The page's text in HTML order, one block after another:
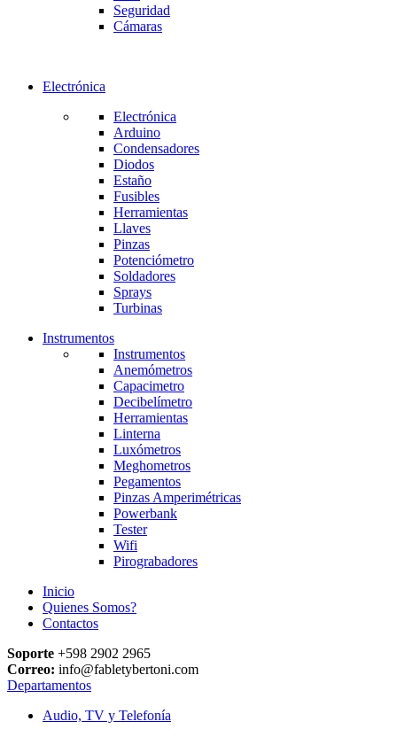
Seguridad
Cámaras
Electrónica
Electrónica
Arduino
Condensadores
Diodos
Estaño
Fusibles
Herramientas
Llaves
Pinzas
Potenciómetro
Soldadores
Sprays
Turbinas
Instrumentos
Instrumentos
Anemómetros
Capacimetro
Decibelímetro
Herramientas
Linterna
Luxómetros
Meghometros
Pegamentos
Pinzas Amperimétricas
Powerbank
Tester
Wifi
Pirograbadores
Inicio
Quienes Somos?
Contactos
Soporte +598 2902 2965
Correo: info@fabletybertoni.com
Departamentos
Audio, TV y Telefonía